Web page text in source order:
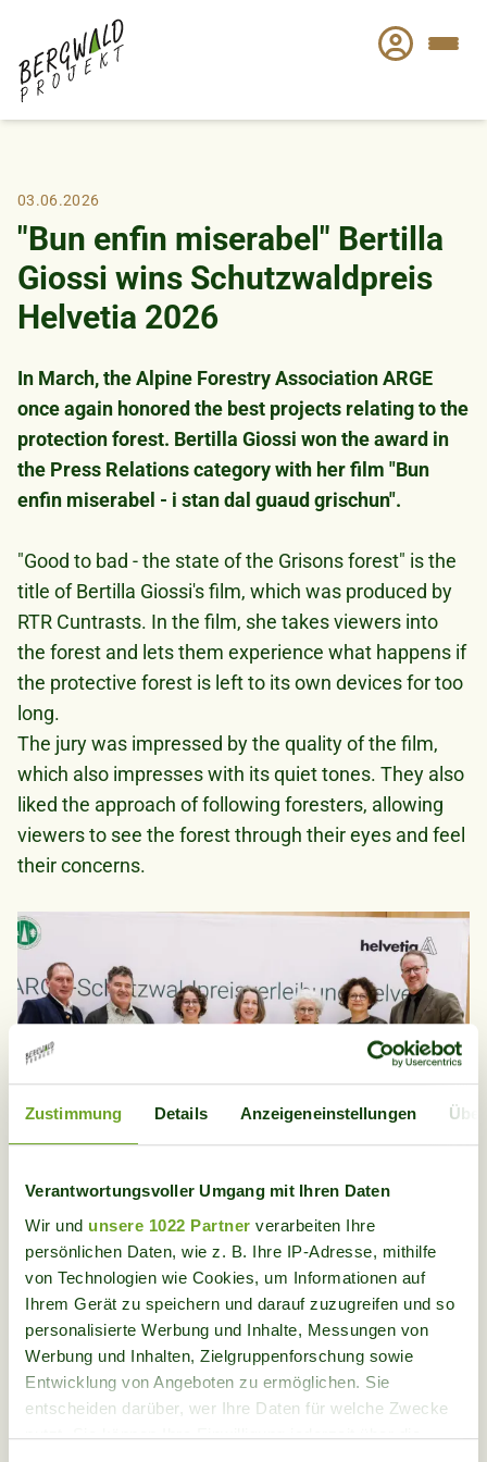
Zustimmung Details Anzeigeneinstellungen
Verantwortungsvoller Umgang mit Ihren Daten
Wir und unsere 1022 Partner verarbeiten Ihre
persönlichen Daten, wie z. B. Ihre IP-Adresse, mithilfe
von Technologien wie Cookies, um Informationen auf
Ihrem Gerät zu speichern und darauf zuzugreifen und so
personalisierte Werbung und Inhalte, Messungen von
Werbung und Inhalten, Zielgruppenforschung sowie
Entwicklung von Angeboten zu ermöglichen. Sie
entscheiden darüber, wer Ihre Daten für welche Zwecke
nutzt. Sie können Ihre Einwilligung jederzeit über die
main
content
03.06.2026
"Bun enfin miserabel" Bertilla
Giossi wins Schutzwaldpreis
Helvetia 2026
In March, the Alpine Forestry Association ARGE
once again honored the best projects relating to the
protection forest. Bertilla Giossi won the award in
the Press Relations category with her film "Bun
enfin miserabel - i stan dal guaud grischun".
"Good to bad - the state of the Grisons forest" is the
title of Bertilla Giossi's film, which was produced by
RTR Cuntrasts. In the film, she takes viewers into
the forest and lets them experience what happens if
the protective forest is left to its own devices for too
long.
The jury was impressed by the quality of the film,
which also impresses with its quiet tones. They also
liked the approach of following foresters, allowing
viewers to see the forest through their eyes and feel
their concerns.
Bild
Bertilla Giossi (3rd from right) at the Schutzwald
Helvetia award ceremony
Photo: © B.Hofmeister
ARGE has been awarding the Schutzwaldpreis
Helvetia since 2006 to exemplary projects for the